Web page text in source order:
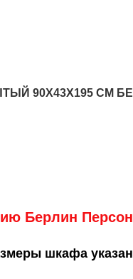
90X43X195 СМ
Берлин
шкафа